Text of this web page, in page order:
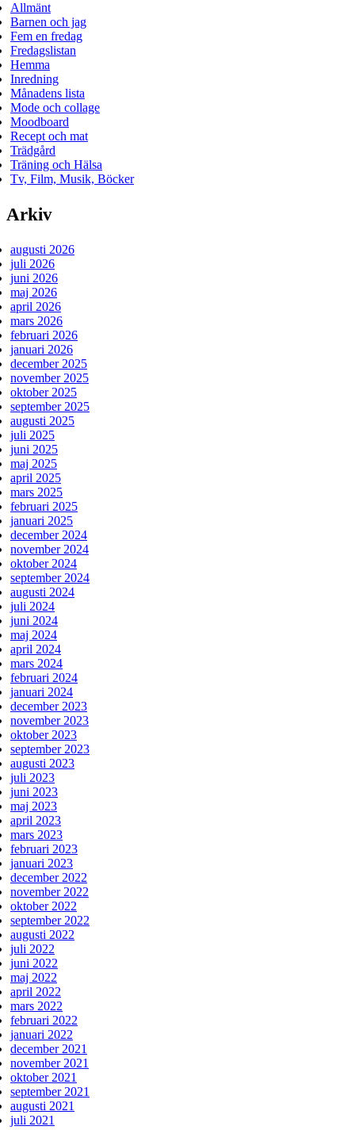
Allmänt
Barnen och jag
Fem en fredag
Fredagslistan
Hemma
Inredning
Månadens lista
Mode och collage
Moodboard
Recept och mat
Trädgård
Träning och Hälsa
Tv, Film, Musik, Böcker
Arkiv
augusti 2026
juli 2026
juni 2026
maj 2026
april 2026
mars 2026
februari 2026
januari 2026
december 2025
november 2025
oktober 2025
september 2025
augusti 2025
juli 2025
juni 2025
maj 2025
april 2025
mars 2025
februari 2025
januari 2025
december 2024
november 2024
oktober 2024
september 2024
augusti 2024
juli 2024
juni 2024
maj 2024
april 2024
mars 2024
februari 2024
januari 2024
december 2023
november 2023
oktober 2023
september 2023
augusti 2023
juli 2023
juni 2023
maj 2023
april 2023
mars 2023
februari 2023
januari 2023
december 2022
november 2022
oktober 2022
september 2022
augusti 2022
juli 2022
juni 2022
maj 2022
april 2022
mars 2022
februari 2022
januari 2022
december 2021
november 2021
oktober 2021
september 2021
augusti 2021
juli 2021